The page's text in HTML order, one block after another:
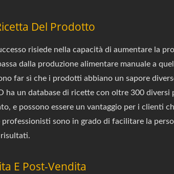
Del Prodotto
risiede nella capacità di aumentare la
dalla produzione alimentare manuale a
far sì che i prodotti abbiano un sapore
ha un database di ricette con oltre 300
e possono essere un vantaggio per i clienti
sono in grado di facilitare la
E Post-Vendita